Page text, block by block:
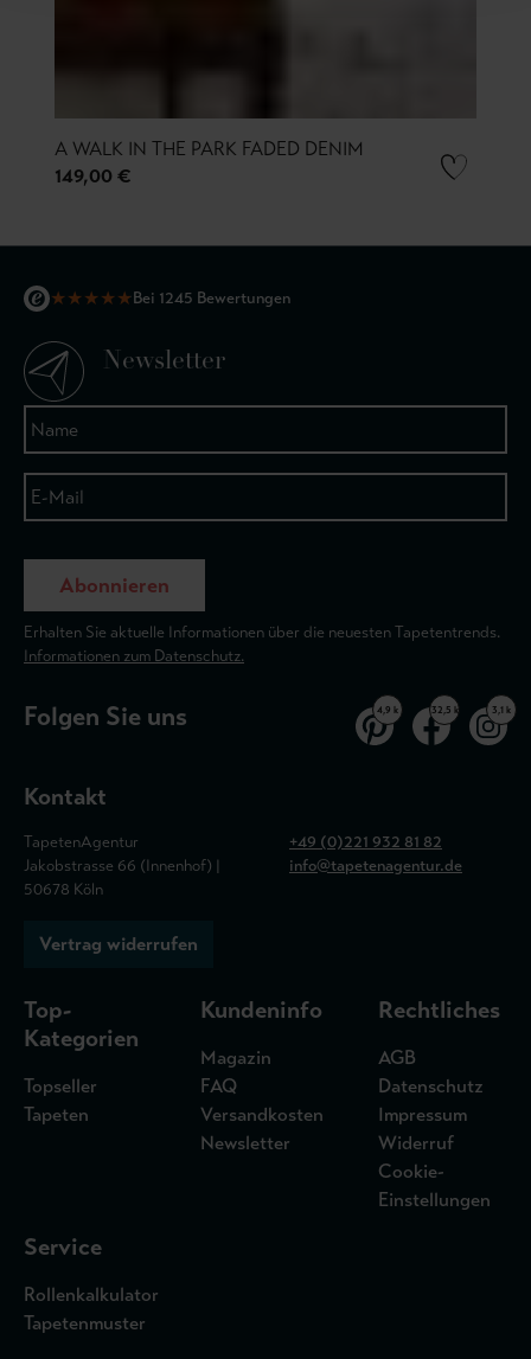
A WALK IN THE PARK FADED DENIM
149,00 €
★★★★★Bei 1245 Bewertungen
Newsletter
Abonnieren
Erhalten Sie aktuelle Informationen über die neuesten Tapetentrends.
Informationen zum Datenschutz.
Folgen Sie uns 4,9 k 32,5 k 3,1 k
Kontakt
TapetenAgentur
Jakobstrasse 66 (Innenhof) |
50678 Köln
+49 (0)221 932 81 82
info@tapetenagentur.de
Vertrag widerrufen
Top-
Kategorien
Topseller
Tapeten
Kundeninfo
Magazin
FAQ
Versandkosten
Newsletter
Rechtliches
AGB
Datenschutz
Impressum
Widerruf
Cookie-
Einstellungen
Service
Rollenkalkulator
Tapetenmuster